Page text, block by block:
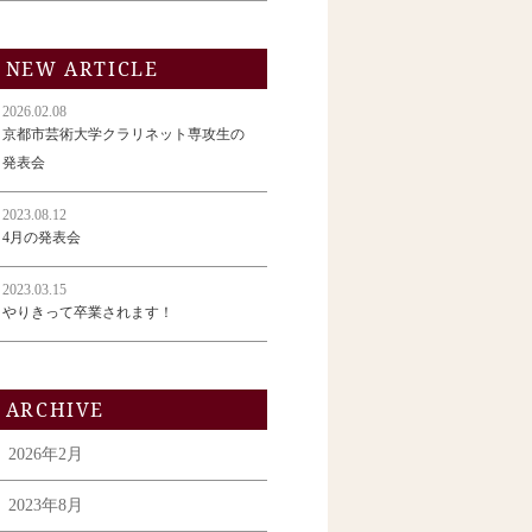
NEW ARTICLE
2026.02.08
京都市芸術大学クラリネット専攻生の
発表会
2023.08.12
4月の発表会
2023.03.15
やりきって卒業されます！
ARCHIVE
2026年2月
2023年8月